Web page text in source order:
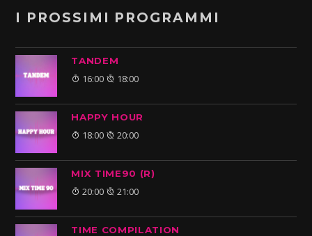
I PROSSIMI PROGRAMMI
TANDEM
16:00 18:00
HAPPY HOUR
18:00 20:00
MIX TIME90 (R)
20:00 21:00
TIME COMPILATION